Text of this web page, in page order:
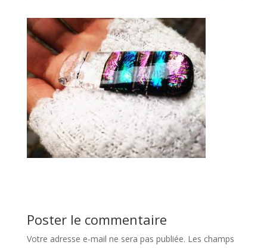
Poster le commentaire
Votre adresse e-mail ne sera pas publiée. Les champs